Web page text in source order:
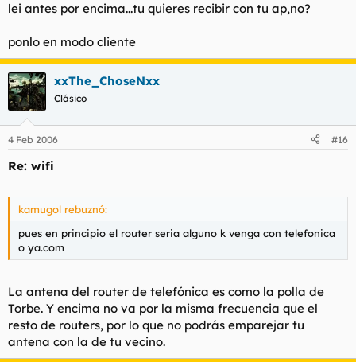
lei antes por encima...tu quieres recibir con tu ap,no?
ponlo en modo cliente
xxThe_ChoseNxx
Clásico
4 Feb 2006 #16
Re: wifi
kamugol rebuznó:
pues en principio el router seria alguno k venga con telefonica
o ya.com
La antena del router de telefónica es como la polla de
Torbe. Y encima no va por la misma frecuencia que el
resto de routers, por lo que no podrás emparejar tu
antena con la de tu vecino.